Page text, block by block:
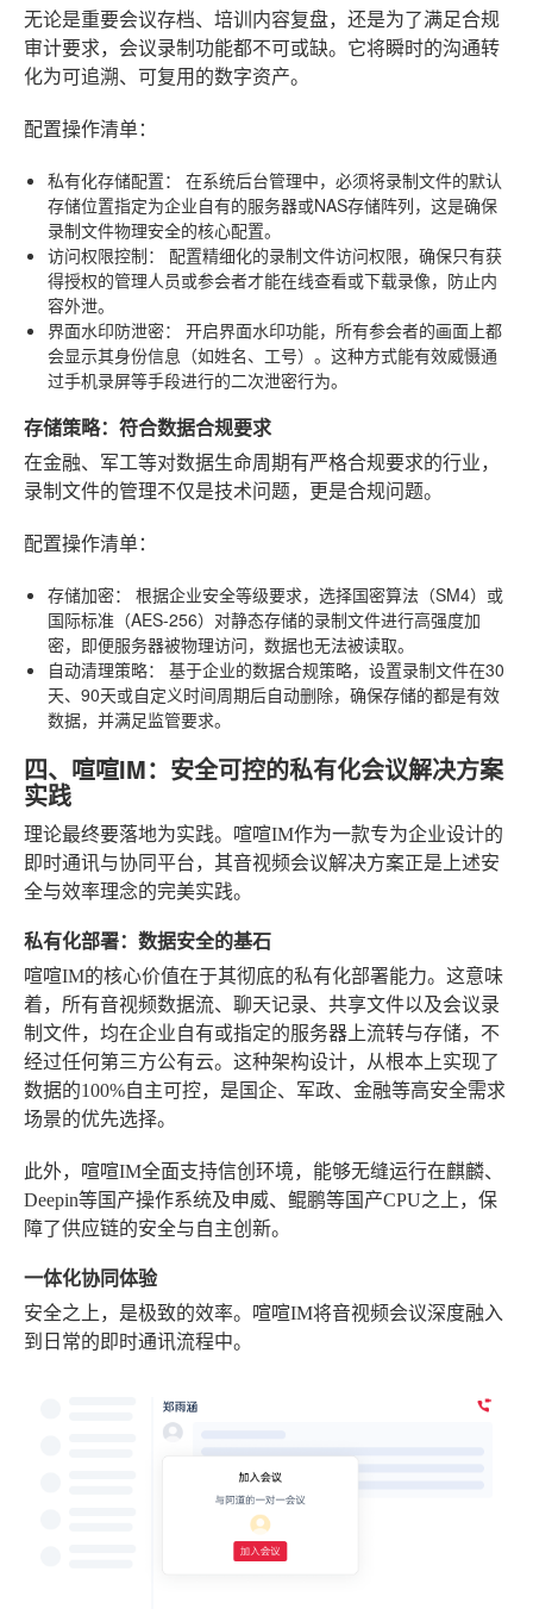
无论是重要会议存档、培训内容复盘，还是为了满足合规
审计要求，会议录制功能都不可或缺。它将瞬时的沟通转
化为可追溯、可复用的数字资产。
配置操作清单：
私有化存储配置：
在系统后台管理中，必须将录制文件的默认
存储位置指定为企业自有的服务器或NAS存储阵列，这是确保
录制文件物理安全的核心配置。
访问权限控制：
配置精细化的录制文件访问权限，确保只有获
得授权的管理人员或参会者才能在线查看或下载录像，防止内
容外泄。
界面水印防泄密：
开启界面水印功能，所有参会者的画面上都
会显示其身份信息（如姓名、工号）。这种方式能有效威慑通
过手机录屏等手段进行的二次泄密行为。
存储策略：符合数据合规要求
在金融、军工等对数据生命周期有严格合规要求的行业，
录制文件的管理不仅是技术问题，更是合规问题。
配置操作清单：
存储加密：
根据企业安全等级要求，选择国密算法（SM4）或
国际标准（AES-256）对静态存储的录制文件进行高强度加
密，即便服务器被物理访问，数据也无法被读取。
自动清理策略：
基于企业的数据合规策略，设置录制文件在30
天、90天或自定义时间周期后自动删除，确保存储的都是有效
数据，并满足监管要求。
四、喧喧IM：安全可控的私有化会议解决方案
实践
理论最终要落地为实践。喧喧IM作为一款专为企业设计的
即时通讯与协同平台，其音视频会议解决方案正是上述安
全与效率理念的完美实践。
私有化部署：数据安全的基石
喧喧IM的核心价值在于其彻底的私有化部署能力。这意味
着，所有音视频数据流、聊天记录、共享文件以及会议录
制文件，均在企业自有或指定的服务器上流转与存储，不
经过任何第三方公有云。这种架构设计，从根本上实现了
数据的100%自主可控，是国企、军政、金融等高安全需求
场景的优先选择。
此外，喧喧IM全面支持信创环境，能够无缝运行在麒麟、
Deepin等国产操作系统及申威、鲲鹏等国产CPU之上，保
障了供应链的安全与自主创新。
一体化协同体验
安全之上，是极致的效率。喧喧IM将音视频会议深度融入
到日常的即时通讯流程中。